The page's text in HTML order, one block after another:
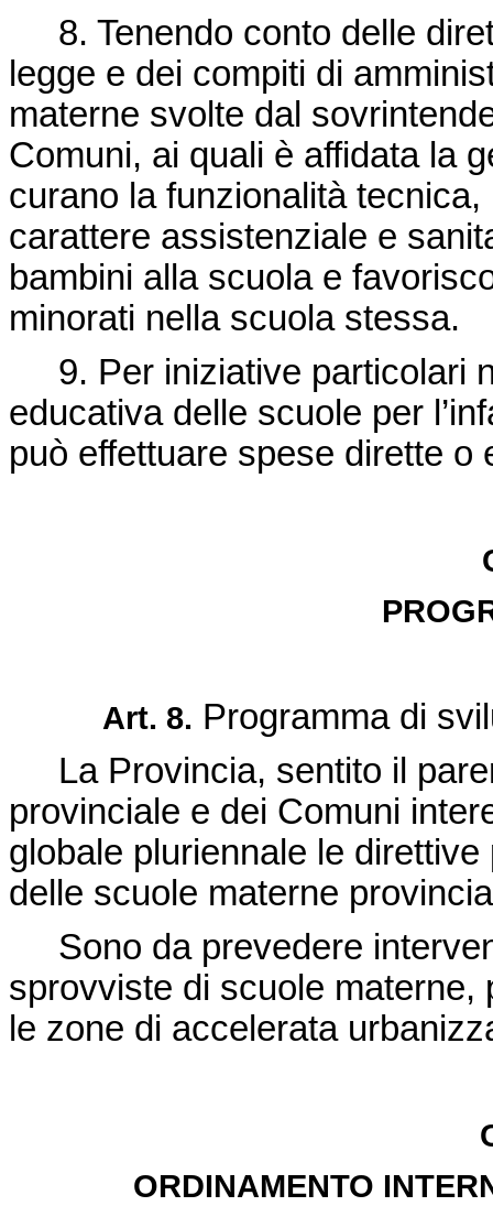
8. Tenendo conto delle
legge e dei compiti di
materne svolte dal
Comuni, ai quali è affidata la
curano la funzionalità
carattere assistenziale e
bambini alla scuola e
minorati nella scuola stessa.
9. Per iniziative particolari
educativa delle scuole per
può effettuare spese dirette o
Art. 8. Programma di
La Provincia, sentito il
provinciale e dei Comuni
globale pluriennale le
delle scuole materne
Sono da prevedere
sprovviste di scuole materne,
le zone di accelerata
ORDINAMENTO